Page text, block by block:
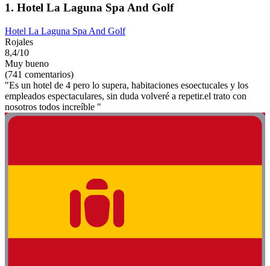
1. Hotel La Laguna Spa And Golf
Hotel La Laguna Spa And Golf
Rojales
8,4/10
Muy bueno
(741 comentarios)
"Es un hotel de 4 pero lo supera, habitaciones esoectucales y los
empleados espectaculares, sin duda volveré a repetir.el trato con
nosotros todos increíble "